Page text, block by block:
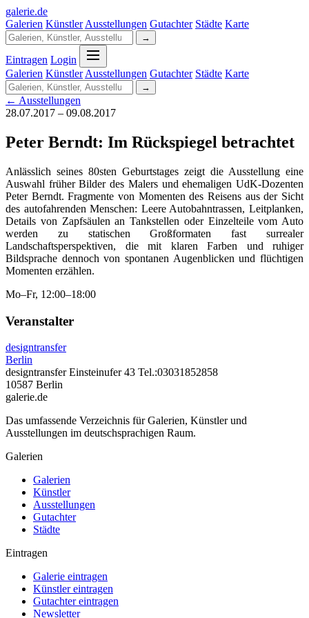
galerie.de
Galerien Künstler Ausstellungen Gutachter Städte Karte
→
Eintragen Login
Galerien Künstler Ausstellungen Gutachter Städte Karte
→
← Ausstellungen
28.07.2017 – 09.08.2017
Peter Berndt: Im Rückspiegel betrachtet
Anlässlich seines 80sten Geburtstages zeigt die Ausstellung eine
Auswahl früher Bilder des Malers und ehemaligen UdK-Dozenten
Peter Berndt. Fragmente von Momenten des Reisens aus der Sicht
des autofahrenden Menschen: Leere Autobahntrassen, Leitplanken,
Details von Zapfsäulen an Tankstellen oder Einzelteile vom Auto
werden zu statischen Großformaten fast surrealer
Landschaftsperspektiven, die mit klaren Farben und ruhiger
Bildsprache dennoch von spontanen Augenblicken und flüchtigen
Momenten erzählen.
Mo–Fr, 12:00–18:00
Veranstalter
designtransfer
Berlin
designtransfer Einsteinufer 43 Tel.:03031852858
10587 Berlin
galerie.de
Das umfassende Verzeichnis für Galerien, Künstler und
Ausstellungen im deutschsprachigen Raum.
Galerien
Galerien
Künstler
Ausstellungen
Gutachter
Städte
Eintragen
Galerie eintragen
Künstler eintragen
Gutachter eintragen
Newsletter